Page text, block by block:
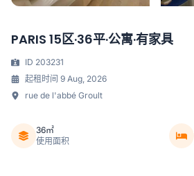
PARIS 15区·36平·公寓·有家具
ID 203231
起租时间 9 Aug, 2026
rue de l'abbé Groult
36㎡
使用面积